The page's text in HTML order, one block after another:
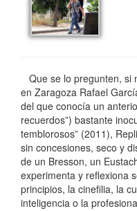
Que se lo pregunten, si
en Zaragoza Rafael
del que conocía un
recuerdos”) bastante
temblorosos” (2011),
sin concesiones, seco y
de un Bresson, un
experimenta y reflexiona
principios, la cinefilia, la
inteligencia o la